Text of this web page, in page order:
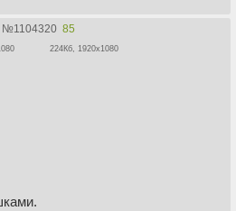
№1104320 85
224Кб, 1920x1080